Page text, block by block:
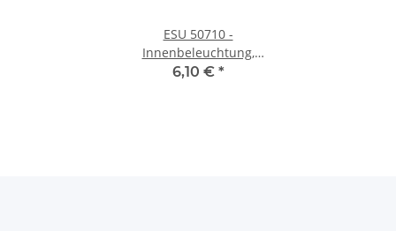
ESU 50710 -
Innenbeleuchtung,
PowerPack Energiespeicher,
6,10 € *